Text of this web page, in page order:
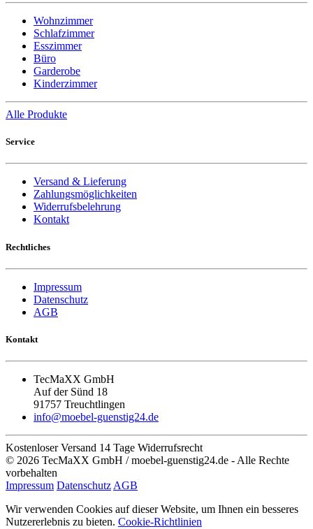
Wohnzimmer
Schlafzimmer
Esszimmer
Büro
Garderobe
Kinderzimmer
Alle Produkte
Service
Versand & Lieferung
Zahlungsmöglichkeiten
Widerrufsbelehrung
Kontakt
Rechtliches
Impressum
Datenschutz
AGB
Kontakt
TecMaXX GmbH
Auf der Sünd 18
91757 Treuchtlingen
info@moebel-guenstig24.de
Kostenloser Versand 14 Tage Widerrufsrecht
© 2026 TecMaXX GmbH / moebel-guenstig24.de - Alle Rechte
vorbehalten
Impressum Datenschutz AGB
Wir verwenden Cookies auf dieser Website, um Ihnen ein besseres
Nutzererlebnis zu bieten. Cookie-Richtlinien